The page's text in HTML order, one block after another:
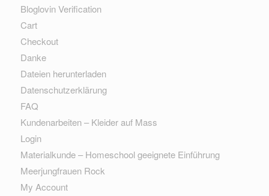
Bloglovin Verification
Cart
Checkout
Danke
Dateien herunterladen
Datenschutzerklärung
FAQ
Kundenarbeiten – Kleider auf Mass
Login
Materialkunde – Homeschool geeignete Einführung
Meerjungfrauen Rock
My Account